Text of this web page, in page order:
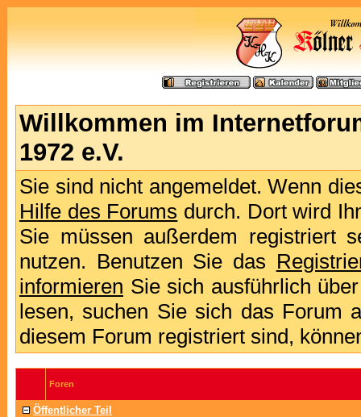
Willkommen im
1972 e.V.
Sie sind nicht angemeldet. Wenn
Hilfe des Forums durch. Dort wird
Sie müssen außerdem registriert
nutzen. Benutzen Sie das
informieren Sie sich ausführlich
lesen, suchen Sie sich das Forum
diesem Forum registriert sind,
Foren
Öffentlicher Teil